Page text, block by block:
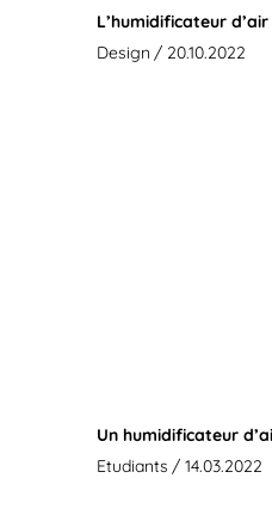
L’humidificateur
Design / 20.10.2022
Un humidificateur
Etudiants / 14.03.2022